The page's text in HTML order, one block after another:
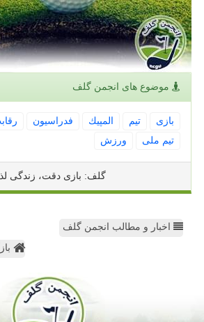
موضوع های انجمن گلف
بازی تیم المپیك فدراسیون
تیم ملی
ورزش
گلف: بازی دقت، زندگی
اخبار و مطالب انجمن گلف